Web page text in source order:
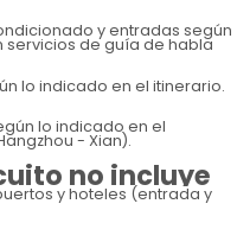
y entradas según
servicios de guía de habla
lo indicado en el itinerario.
lo indicado en el
- Xian).
no incluye
y hoteles (entrada y